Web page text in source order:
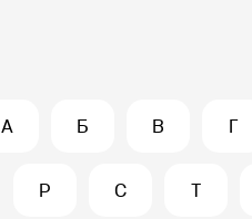
А Б В Г
Р С Т